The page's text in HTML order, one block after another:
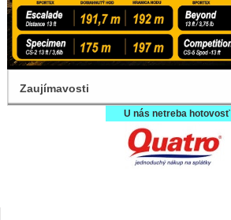
Zaujímavosti
U nás netreba hotovosť